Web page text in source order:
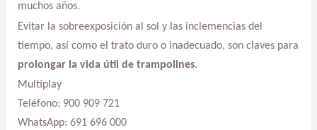
muchos años.
Evitar la sobreexposición al sol y las inclemencias del
tiempo, así como el trato duro o inadecuado, son claves para
prolongar la vida útil de trampolines.
Multiplay
Teléfono: 900 909 721
WhatsApp: 691 696 000